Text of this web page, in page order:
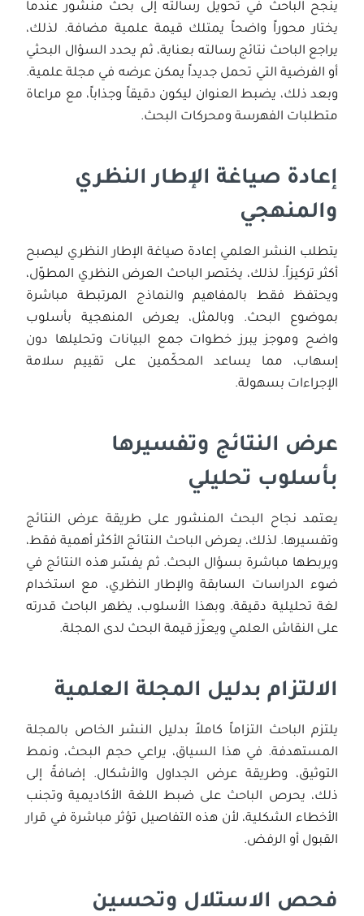
ينجح الباحث في تحويل رسالته إلى بحث منشور عندما
يختار محوراً واضحاً يمتلك قيمة علمية مضافة. لذلك،
يراجع الباحث نتائج رسالته بعناية، ثم يحدد السؤال البحثي
أو الفرضية التي تحمل جديداً يمكن عرضه في مجلة علمية.
وبعد ذلك، يضبط العنوان ليكون دقيقاً وجذاباً، مع مراعاة
متطلبات الفهرسة ومحركات البحث.
إعادة صياغة الإطار النظري
والمنهجي
يتطلب النشر العلمي إعادة صياغة الإطار النظري ليصبح
أكثر تركيزاً. لذلك، يختصر الباحث العرض النظري المطوّل،
ويحتفظ فقط بالمفاهيم والنماذج المرتبطة مباشرة
بموضوع البحث. وبالمثل، يعرض المنهجية بأسلوب
واضح وموجز يبرز خطوات جمع البيانات وتحليلها دون
إسهاب، مما يساعد المحكّمين على تقييم سلامة
الإجراءات بسهولة.
عرض النتائج وتفسيرها
بأسلوب تحليلي
يعتمد نجاح البحث المنشور على طريقة عرض النتائج
وتفسيرها. لذلك، يعرض الباحث النتائج الأكثر أهمية فقط،
ويربطها مباشرة بسؤال البحث. ثم يفسّر هذه النتائج في
ضوء الدراسات السابقة والإطار النظري، مع استخدام
لغة تحليلية دقيقة. وبهذا الأسلوب، يظهر الباحث قدرته
على النقاش العلمي ويعزّز قيمة البحث لدى المجلة.
الالتزام بدليل المجلة العلمية
يلتزم الباحث التزاماً كاملاً بدليل النشر الخاص بالمجلة
المستهدفة. في هذا السياق، يراعي حجم البحث، ونمط
التوثيق، وطريقة عرض الجداول والأشكال. إضافةً إلى
ذلك، يحرص الباحث على ضبط اللغة الأكاديمية وتجنب
الأخطاء الشكلية، لأن هذه التفاصيل تؤثر مباشرة في قرار
القبول أو الرفض.
فحص الاستلال وتحسين